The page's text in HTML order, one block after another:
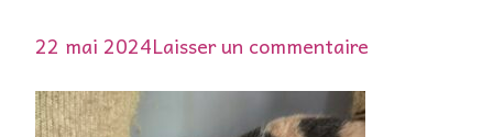
22 mai 2024Laisser un commentaire